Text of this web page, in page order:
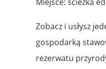
Zobacz i usłysz
gospodarką
rezerwatu